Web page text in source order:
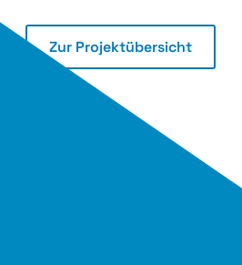
Zur Projektübersicht